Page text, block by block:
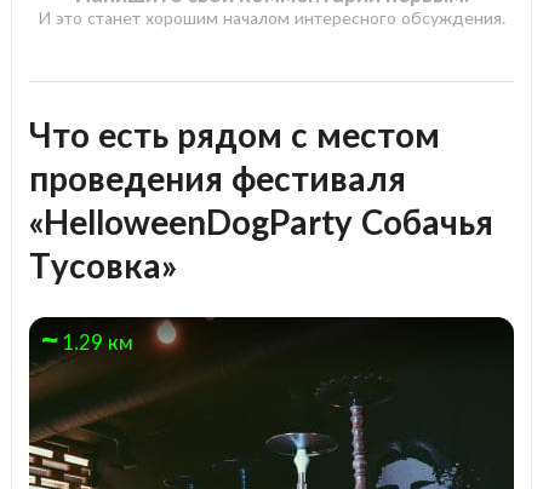
И это станет хорошим началом интересного обсуждения.
Что есть рядом с местом
проведения фестиваля
«HelloweenDogParty Собачья
Тусовка»
1.29 км